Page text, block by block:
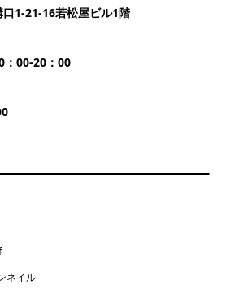
1-21-16若松屋ビル1階
：00-20：00
ネイル